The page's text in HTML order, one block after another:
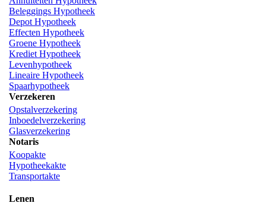
Beleggings Hypotheek
Depot Hypotheek
Effecten Hypotheek
Groene Hypotheek
Krediet Hypotheek
Levenhypotheek
Lineaire Hypotheek
Spaarhypotheek
Verzekeren
Opstalverzekering
Inboedelverzekering
Glasverzekering
Notaris
Koopakte
Hypotheekakte
Transportakte
Lenen